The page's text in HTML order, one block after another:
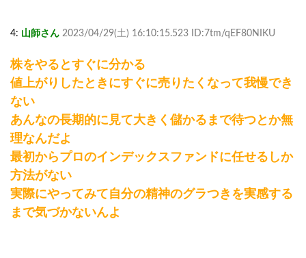
4: 山師さん 2023/04/29(土) 16:10:15.523 ID:7tm/qEF80NIKU
株をやるとすぐに分かる
値上がりしたときにすぐに売りたくなって我慢でき
ない
あんなの長期的に見て大きく儲かるまで待つとか無
理なんだよ
最初からプロのインデックスファンドに任せるしか
方法がない
実際にやってみて自分の精神のグラつきを実感する
まで気づかないんよ